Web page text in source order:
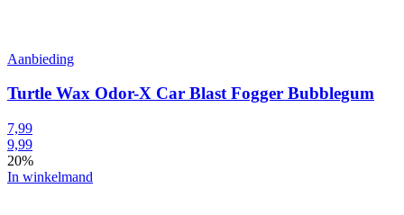
Aanbieding
Turtle Wax Odor-X Car Blast Fogger Bubblegum
7,99
9,99
20%
In winkelmand